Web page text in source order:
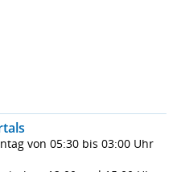
von 05:30 bis 03:00 Uhr